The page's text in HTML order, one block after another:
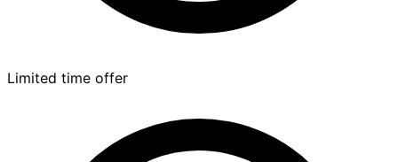
Limited time offer